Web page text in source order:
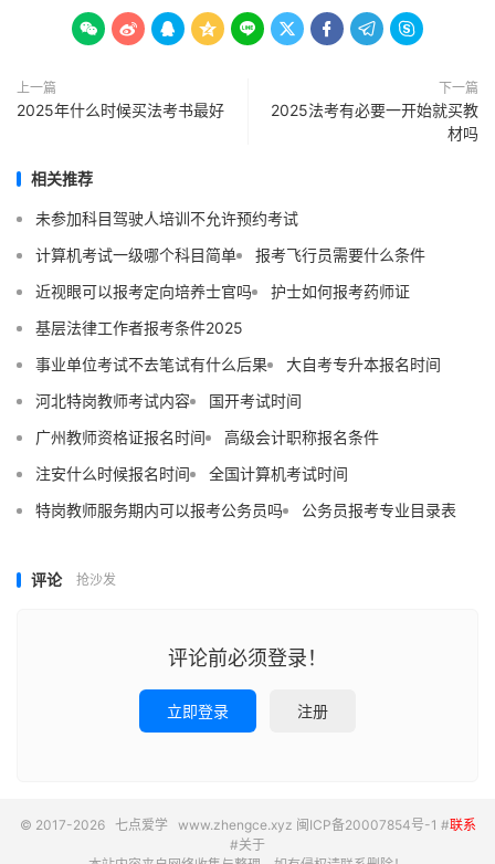
        
上一篇
2025年什么时候买法考书最好
下一篇
2025法考有必要一开始就买教
材吗
相关推荐
未参加科目驾驶人培训不允许预约考试
计算机考试一级哪个科目简单
报考飞行员需要什么条件
近视眼可以报考定向培养士官吗
护士如何报考药师证
基层法律工作者报考条件2025
事业单位考试不去笔试有什么后果
大自考专升本报名时间
河北特岗教师考试内容
国开考试时间
广州教师资格证报名时间
高级会计职称报名条件
注安什么时候报名时间
全国计算机考试时间
特岗教师服务期内可以报考公务员吗
公务员报考专业目录表
评论 抢沙发
评论前必须登录！
立即登录 注册
© 2017-2026 七点爱学www.zhengce.xyz 闽ICP备20007854号-1 #联系
#关于